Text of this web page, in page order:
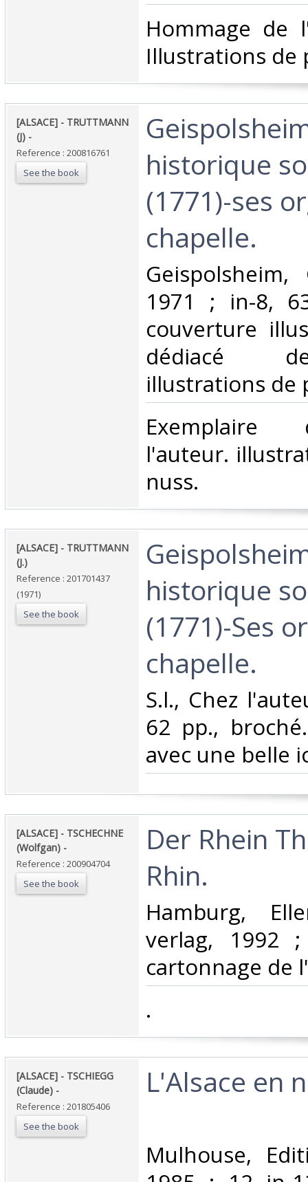
‎Hommage de
Illustrations de
‎[ALSACE] - TRUTTMANN
(J) - ‎
Reference : 200816761
See the book
historique
(1771)-ses
chapelle. ‎
1971 ; in-8,
couverture
dédiacé
illustrations de
‎Exemplaire
l'auteur.
nuss.‎
‎[ALSACE] - TRUTTMANN
(J.)‎
Reference : 201701437
(1971)
See the book
historique
(1771)-Ses
chapelle. ‎
‎S.l., Chez
62 pp.,
avec une belle
‎[ALSACE] - TSCHECHNE
(Wolfgan) - ‎
Reference : 200904704
See the book
‎Der Rhein
Rhin. ‎
‎Hamburg,
verlag, 1992
cartonnage de
‎.‎
‎[ALSACE] - TSCHIEGG
(Claude) - ‎
Reference : 201805406
See the book
‎L'Alsace en
‎Mulhouse,